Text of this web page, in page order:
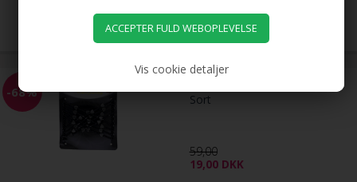
Vis cookie detaljer
39,00 DKK
-68% Sort
59,00
19,00 DKK